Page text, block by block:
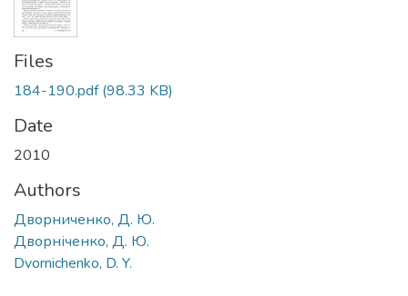
Files
184-190.pdf(98.33 KB)
Date
2010
Authors
Дворниченко, Д. Ю.
Дворніченко, Д. Ю.
Dvornichenko, D. Y.